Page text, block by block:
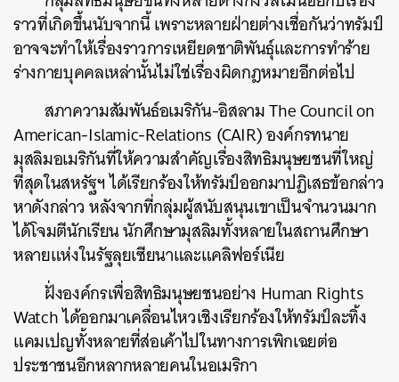
ราวที่เกิดขึ้นนับจากนี้ เพราะหลายฝ่ายต่างเชื่อกันว่าทรัมป์
อาจจะทำให้เรื่องราวการเหยียดชาติพันธ์ุและการทำร้าย
ร่างกายบุคคลเหล่านั้นไม่ใช่เรื่องผิดกฎหมายอีกต่อไป
สภาความสัมพันธ์อเมริกัน-อิสลาม The Council on
American-Islamic-Relations (CAIR) องค์กรทนาย
มุสลิมอเมริกันที่ให้ความสำคัญเรื่องสิทธิมนุษยชนที่ใหญ่
ที่สุดในสหรัฐฯ ได้เรียกร้องให้ทรัมป์ออกมาปฏิเสธข้อกล่าว
หาดังกล่าว หลังจากที่กลุ่มผู้สนับสนุนเขาเป็นจำนวนมาก
ได้โจมตีนักเรียน นักศึกษามุสลิมทั้งหลายในสถานศึกษา
หลายแห่งในรัฐลุยเซียนาและแคลิฟอร์เนีย
ฝั่งองค์กรเพื่อสิทธิมนุษยชนอย่าง Human Rights
Watch ได้ออกมาเคลื่อนไหวเชิงเรียกร้องให้ทรัมป์ละทิ้ง
แคมเปญทั้งหลายที่ส่อเค้าไปในทางการเพิกเฉยต่อ
ประชาชนอีกหลากหลายคนในอเมริกา